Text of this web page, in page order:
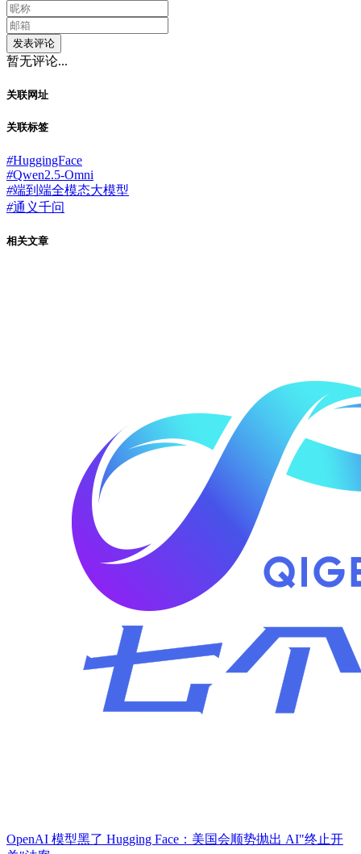
发表评论
暂无评论...
关联网址
关联标签
#HuggingFace
#Qwen2.5-Omni
#端到端全模态大模型
#通义千问
相关文章
OpenAI 模型黑了 Hugging Face：美国会顺势抛出 AI"终止开